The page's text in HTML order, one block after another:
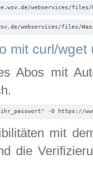
webservices/files/
webservices/files/
mit curl/
Abos mit
-O https://
mit
die